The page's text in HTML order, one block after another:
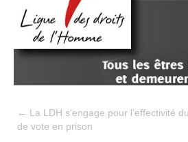
← La LDH s’engage pour l’effectivité
de vote en prison